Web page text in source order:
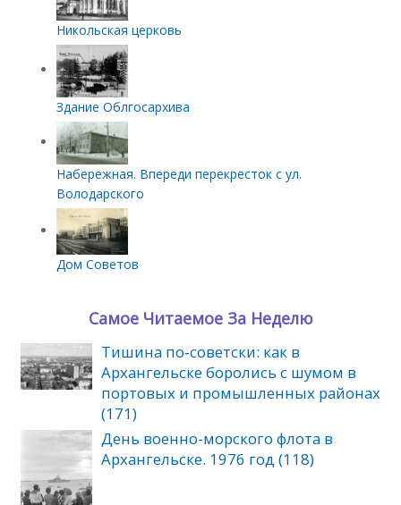
Никольская церковь
Здание Облгосархива
Набережная. Впереди перекресток с ул.
Володарского
Дом Советов
Самое Читаемое За Неделю
Тишина по‑советски: как в
Архангельске боролись с шумом в
портовых и промышленных районах
(171)
День военно-морского флота в
Архангельске. 1976 год (118)